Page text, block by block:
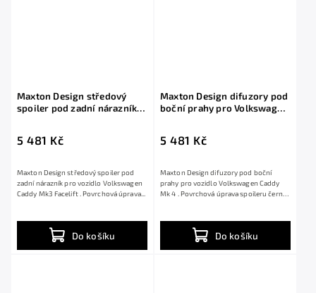
Maxton Design středový
spoiler pod zadní nárazník
ABS, pro verzi Long
5 481 Kč
Do košíku
Maxton Design středový spoiler pod
zadní nárazník pro vozidlo Volkswagen
Caddy Mk3 Facelift . Povrchová úprava...
Maxton Design difuzory pod
boční prahy pro Volkswagen
5 481 Kč
Do košíku
Maxton Design difuzory pod boční
prahy pro vozidlo Volkswagen Caddy
Mk 4 . Povrchová úprava spoileru černý